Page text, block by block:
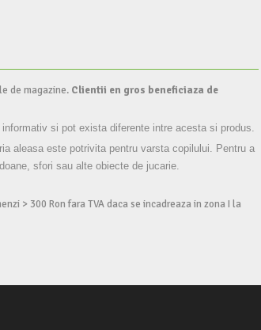
de magazine. Clientii en gros beneficiaza de
si pot exista diferente intre acesta si produs.
aleasa este potrivita pentru varsta copilului. Pentru a
sfori sau alte obiecte de jucarie.
> 300 Ron fara TVA daca se incadreaza in zona I la